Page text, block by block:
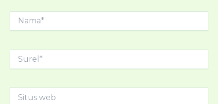
Nama*
Situs
web